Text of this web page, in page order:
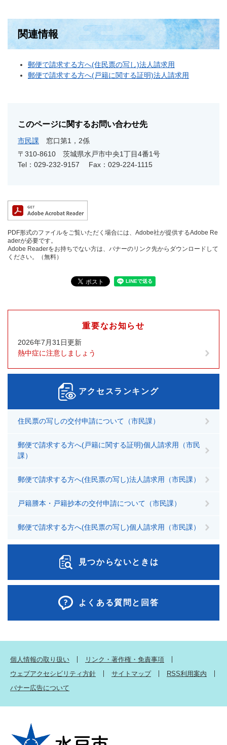
関連情報
郵便で請求する方へ(住民票の写し)法人請求用
郵便で請求する方へ(戸籍に関する証明)法人請求用
このページに関するお問い合わせ先
市民課
窓口第1，2係
〒310-8610
茨城県水戸市中央1丁目4番1号
Tel：029-232-9157
Fax：029-224-1115
PDF形式のファイルをご覧いただく場合には、Adobe社が提供するAdobe Re
aderが必要です。
Adobe Readerをお持ちでない方は、バナーのリンク先からダウンロードして
ください。（無料）
重要なお知らせ
2026年7月31日更新
熱中症に注意しましょう
アクセスランキング
住民票の写しの交付申請について（市民課）
郵便で請求する方へ(戸籍に関する証明)個人請求用（市民
課）
郵便で請求する方へ(住民票の写し)法人請求用（市民課）
戸籍謄本・戸籍抄本の交付申請について（市民課）
郵便で請求する方へ(住民票の写し)個人請求用（市民課）
見つからないときは
よくある質問と回答
個人情報の取り扱い
リンク・著作権・免責事項
ウェブアクセシビリティ方針
サイトマップ
RSS利用案内
バナー広告について